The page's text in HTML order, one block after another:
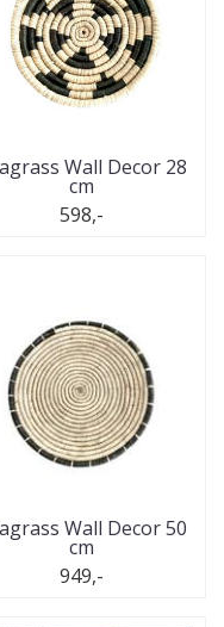
Wall Decor 28
cm
598,-
Wall Decor 50
cm
949,-